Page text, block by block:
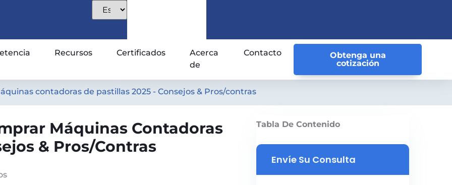
Recursos Certificados
Acerca
de
Contacto
Obtenga una
cotización
contadoras de pastillas 2025 - Consejos & Pros/contras
Máquinas Contadoras
& Pros/contras
Tabla De Contenido
Envíe Su Consulta